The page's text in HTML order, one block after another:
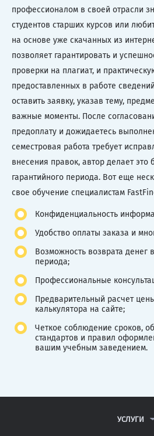
профессионалом в своей отрасли
студентов старших курсов или
на основе уже скачанных из
позволяет гарантировать и
проверки на плагиат, и
предоставленных в работе
оставить заявку, указав тему,
важные моменты. После
предоплату и дожидаетесь
семестровая работа требует
внесения правок, автор делает это
гарантийного периода. Вот еще
свое обучение специалистам
Конфиденциальность
Удобство оплаты заказа и
Возможность возврата денег
периода;
Профессиональные
Предварительный расчет
калькулятора на сайте;
Четкое соблюдение сроков,
стандартов и правил
вашим учебным заведением.
УСЛУГИ